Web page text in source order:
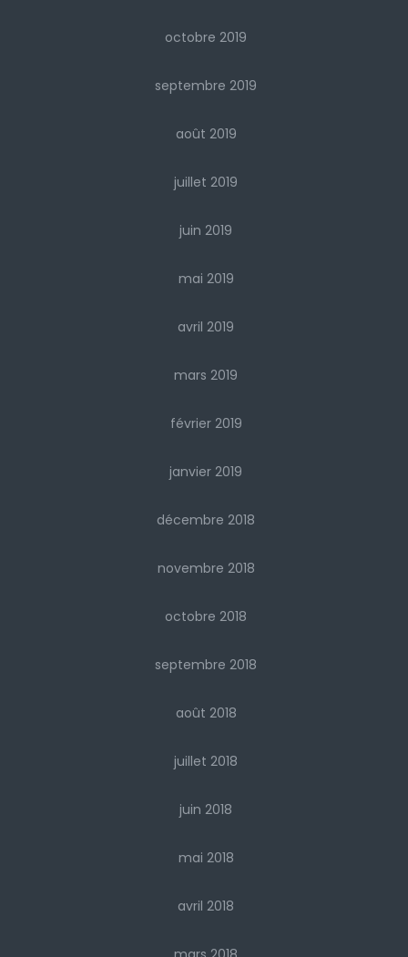
octobre 2019
septembre 2019
août 2019
juillet 2019
juin 2019
mai 2019
avril 2019
mars 2019
février 2019
janvier 2019
décembre 2018
novembre 2018
octobre 2018
septembre 2018
août 2018
juillet 2018
juin 2018
mai 2018
avril 2018